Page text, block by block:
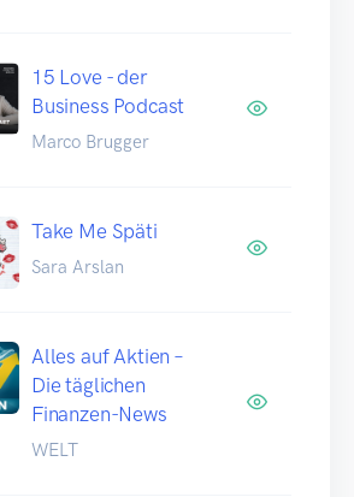
15 Love - der
Business Podcast
Marco Brugger
Take Me Späti
Sara Arslan
Alles auf Aktien –
Die täglichen
Finanzen-News
WELT